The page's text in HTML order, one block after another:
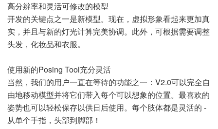
高分辨率和灵活可修改的模型
开发的关键点之一是新模型。现在，虚拟形象看起来更加真
实，并且与新的灯光计算完美协调。此外，可根据需要调整
头发，化妆品和衣服。
使用新的Posing Tool充分灵活
当然，我们的用户一直在等待的功能之一：V2.0可以完全自
由地移动模型并将它们带入每个可以想象的位置。最喜欢的
姿势也可以轻松保存以供日后使用。每个肢体都是灵活的 -
从单个手指，头部到脚部！